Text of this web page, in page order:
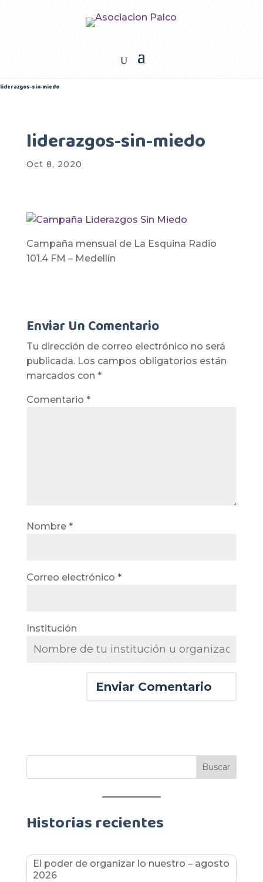
liderazgos-sin-miedo
liderazgos-sin-miedo
Oct 8, 2020
Campaña mensual de La Esquina Radio
101.4 FM – Medellín
Enviar Un Comentario
Tu dirección de correo electrónico no será
publicada. Los campos obligatorios están
marcados con *
Comentario *
Nombre *
Correo electrónico *
Institución
Historias recientes
El poder de organizar lo nuestro – agosto
2026